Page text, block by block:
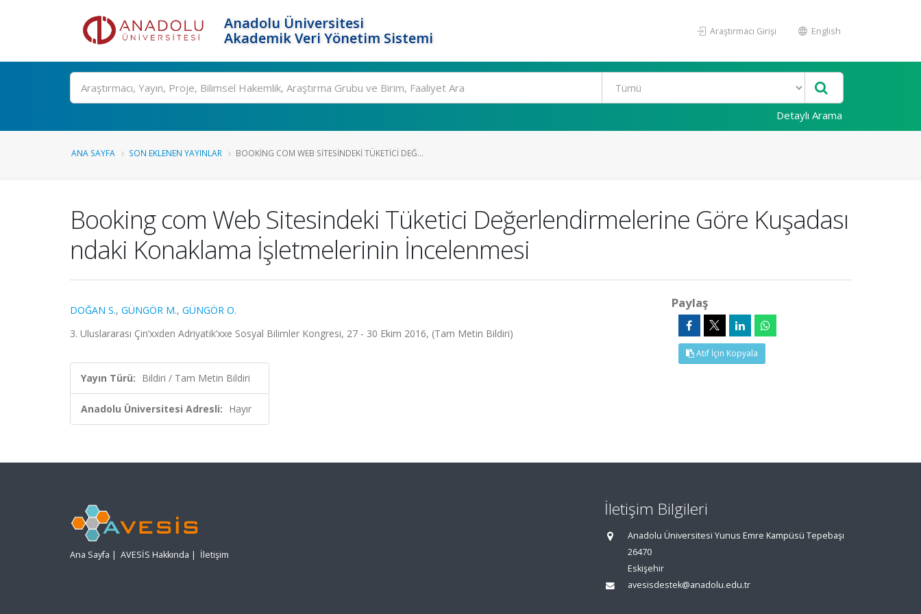
Anadolu Üniversitesi
Akademik Veri Yönetim Sistemi
Araştırmacı Girişi English
Ara
Detaylı Arama
ANA SAYFA SON EKLENEN YAYINLAR BOOKING COM WEB SITESINDEKI TÜKETICI DEĞ...
Booking com Web Sitesindeki Tüketici Değerlendirmelerine Göre Kuşadası
ndaki Konaklama İşletmelerinin İncelenmesi
DOĞAN S., GÜNGÖR M., GÜNGÖR O.
3. Uluslararası Çin’xxden Adriyatik’xxe Sosyal Bilimler Kongresi, 27 - 30 Ekim 2016, (Tam Metin Bildiri)
Yayın Türü: Bildiri / Tam Metin Bildiri
Anadolu Üniversitesi Adresli: Hayır
Paylaş
Atıf İçin Kopyala
Ana Sayfa | AVESİS Hakkında | İletişim
İletişim Bilgileri
Anadolu Üniversitesi Yunus Emre Kampüsü Tepebaşı
26470
Eskişehir
avesisdestek@anadolu.edu.tr